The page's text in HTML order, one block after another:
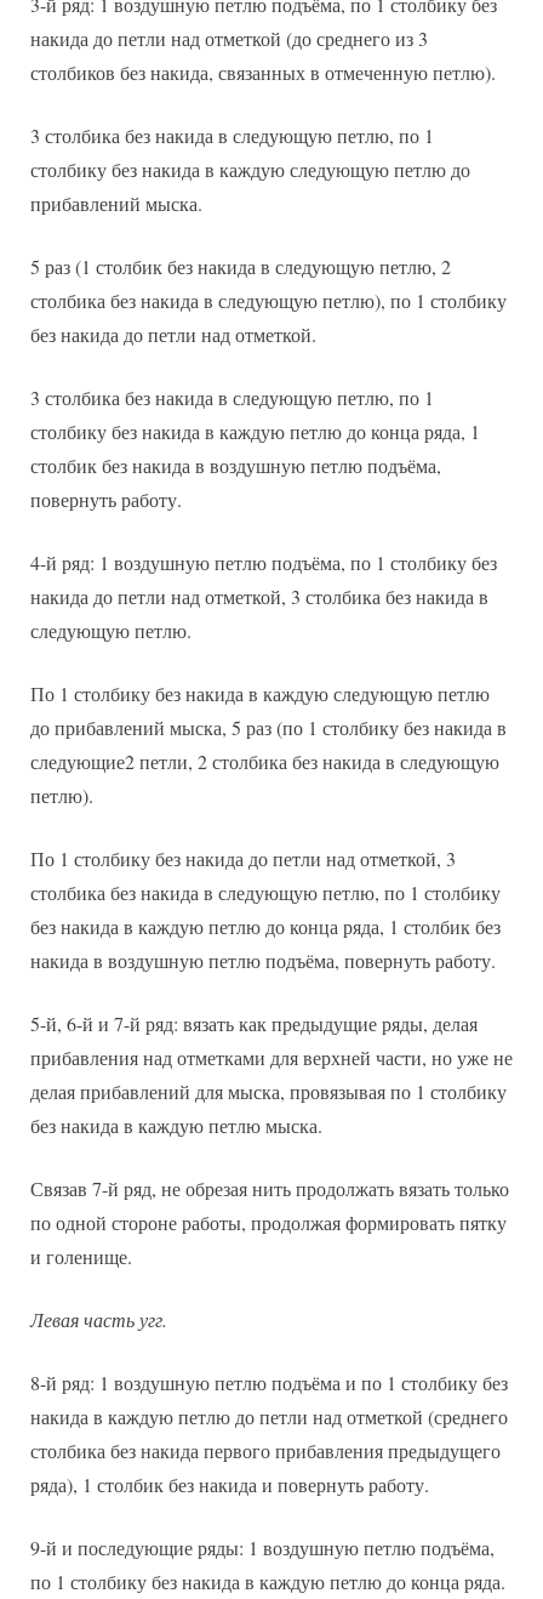
накида до петли над отметкой (до среднего из 3
столбиков без накида, связанных в отмеченную петлю).
3 столбика без накида в следующую петлю, по 1
столбику без накида в каждую следующую петлю до
прибавлений мыска.
5 раз (1 столбик без накида в следующую петлю, 2
столбика без накида в следующую петлю), по 1 столбику
без накида до петли над отметкой.
3 столбика без накида в следующую петлю, по 1
столбику без накида в каждую петлю до конца ряда, 1
столбик без накида в воздушную петлю подъёма,
повернуть работу.
4-й ряд: 1 воздушную петлю подъёма, по 1 столбику без
накида до петли над отметкой, 3 столбика без накида в
следующую петлю.
По 1 столбику без накида в каждую следующую петлю
до прибавлений мыска, 5 раз (по 1 столбику без накида в
следующие2 петли, 2 столбика без накида в следующую
петлю).
По 1 столбику без накида до петли над отметкой, 3
столбика без накида в следующую петлю, по 1 столбику
без накида в каждую петлю до конца ряда, 1 столбик без
накида в воздушную петлю подъёма, повернуть работу.
5-й, 6-й и 7-й ряд: вязать как предыдущие ряды, делая
прибавления над отметками для верхней части, но уже не
делая прибавлений для мыска, провязывая по 1 столбику
без накида в каждую петлю мыска.
Связав 7-й ряд, не обрезая нить продолжать вязать только
по одной стороне работы, продолжая формировать пятку
и голенище.
Левая часть угг.
8-й ряд: 1 воздушную петлю подъёма и по 1 столбику без
накида в каждую петлю до петли над отметкой (среднего
столбика без накида первого прибавления предыдущего
ряда), 1 столбик без накида и повернуть работу.
9-й и последующие ряды: 1 воздушную петлю подъёма,
по 1 столбику без накида в каждую петлю до конца ряда.